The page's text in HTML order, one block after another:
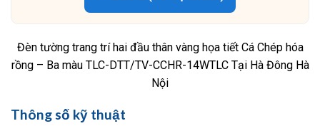
Đèn tường trang trí hai đầu thân vàng họa tiết Cá Chép hóa
rồng – Ba màu TLC-DTT/TV-CCHR-14WTLC Tại Hà Đông Hà
Nội
Thông số kỹ thuật